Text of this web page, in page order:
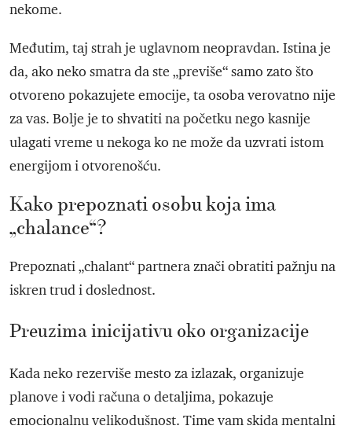
nekome.
Međutim, taj strah je uglavnom neopravdan. Istina je
da, ako neko smatra da ste „previše“ samo zato što
otvoreno pokazujete emocije, ta osoba verovatno nije
za vas. Bolje je to shvatiti na početku nego kasnije
ulagati vreme u nekoga ko ne može da uzvrati istom
energijom i otvorenošću.
Kako prepoznati osobu koja ima
„chalance“?
Prepoznati „chalant“ partnera znači obratiti pažnju na
iskren trud i doslednost.
Preuzima inicijativu oko organizacije
Kada neko rezerviše mesto za izlazak, organizuje
planove i vodi računa o detaljima, pokazuje
emocionalnu velikodušnost. Time vam skida mentalni